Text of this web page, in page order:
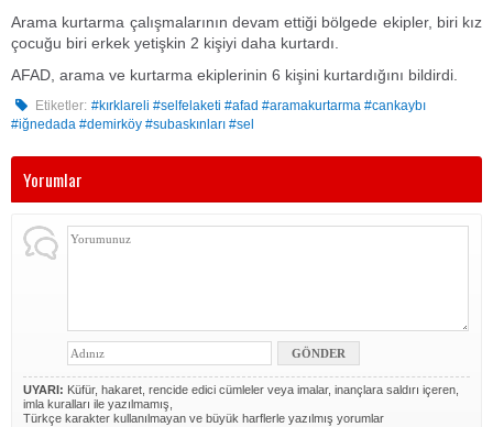
Arama kurtarma çalışmalarının devam ettiği bölgede ekipler, biri kız
çocuğu biri erkek yetişkin 2 kişiyi daha kurtardı.
AFAD, arama ve kurtarma ekiplerinin 6 kişini kurtardığını bildirdi.
Etiketler: #kırklareli #selfelaketi #afad #aramakurtarma #cankaybı
#iğnedada #demirköy #subaskınları #sel
Yorumlar
UYARI: Küfür, hakaret, rencide edici cümleler veya imalar, inançlara saldırı içeren,
imla kuralları ile yazılmamış,
Türkçe karakter kullanılmayan ve büyük harflerle yazılmış yorumlar